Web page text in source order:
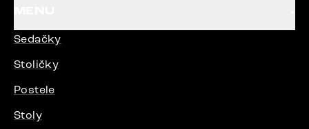
Sedačky
Stoličky
Postele
Stoly